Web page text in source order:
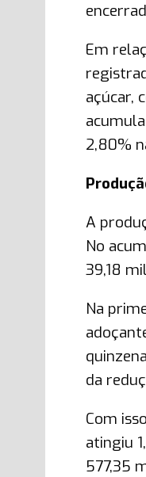
Em
açúcar,
2,80%
A
No
39,18
Na
da
Com
atingiu
577,35